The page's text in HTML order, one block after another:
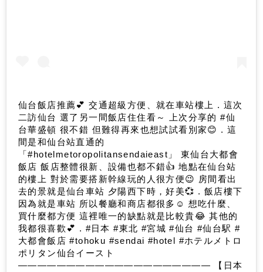
仙台飯店推薦💕 交通超級方便、就在車站樓上 . 這次
二訪仙台 選了另一間飯店住住看～ 上次分享的 #仙
台華盛頓 很不錯 但難得再來也想試試看別家😊 . 這
間是和仙台站直通的
「#hotelmetoropolitansendaieast」 東仙台大都會
飯店 飯店整體很新、設備也都不錯👍 地點在仙台站
的樓上 對於需要搭新幹線玩的人很方便😉 房間看出
去的景就是仙台車站 夕陽西下時，好美💞 . 飯店樓下
因為就是車站 所以餐廳和商店都很多☺️ 想吃什麼、
買什麼都方便 這裡唯一的缺點就是比較貴😂 其他的
我都很喜歡💕 . #日本 #東北 #宮城 #仙台 #仙台駅 #
大都會飯店 #tohoku #sendai #hotel #ホテルメトロ
ポリタン仙台イースト
———————————————————— 【日本